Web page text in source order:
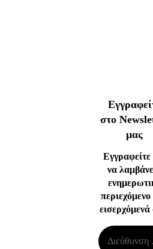
στο
μας
Εγγραφείτε
να
εισερχόμενά